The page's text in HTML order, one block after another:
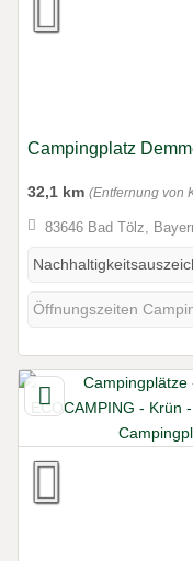
Campingplatz
32,1 km (Entfernung von
83646 Bad Tölz,
Öffnungszeiten